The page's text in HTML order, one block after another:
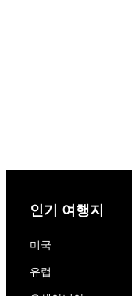
인기 여행지
미국
유럽